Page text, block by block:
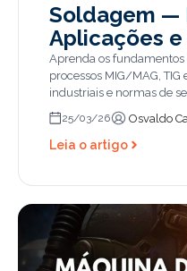
Soldagem —
Aplicações
Aprenda os
processos MIG/MAG,
industriais e normas de
25/03/26 Osvaldo
Leia o artigo